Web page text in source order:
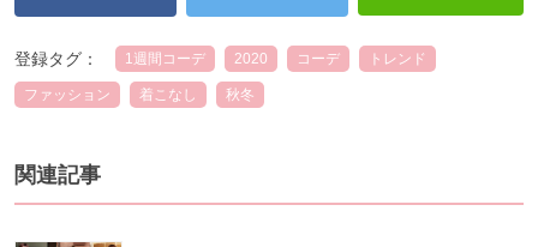
登録タグ： 1週間コーデ 2020 コーデ トレンド
ファッション 着こなし 秋冬
関連記事